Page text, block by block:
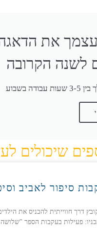
את
לשנה הקרובה
בשבוע
שיכולים
סיפור לאביב
דרך חווייתית להכניס את
פעילות בעקבות הספר